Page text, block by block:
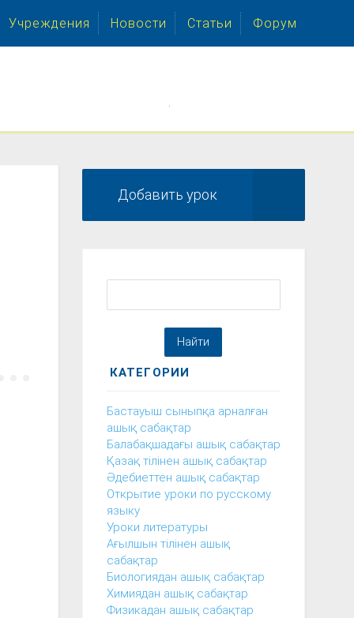
Учреждения Новости Статьи Форум
Добавить урок
КАТЕГОРИИ
Бастауыш сыныпқа арналған
ашық сабақтар
Балабақшадағы ашық сабақтар
Қазақ тілінен ашық сабақтар
Әдебиеттен ашық сабақтар
Открытие уроки по русскому
языку
Уроки литературы
Ағылшын тілінен ашық
сабақтар
Биологиядан ашық сабақтар
Химиядан ашық сабақтар
Физикадан ашық сабақтар
.